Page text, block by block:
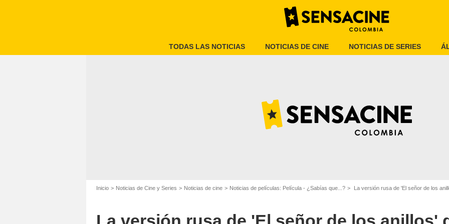
TODAS LAS NOTICIAS NOTICIAS DE CINE NOTICIAS DE SERIES
Inicio Noticias de Cine y Series Noticias de cine Noticias de películas: Película - ¿Sabías que...? La versión rusa de 'El señor de los